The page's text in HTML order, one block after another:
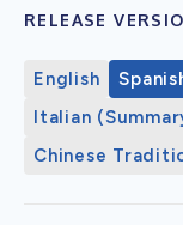
RELEASE
English
Italian
Chinese